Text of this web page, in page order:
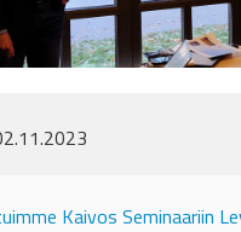
Kaivos Seminaariin